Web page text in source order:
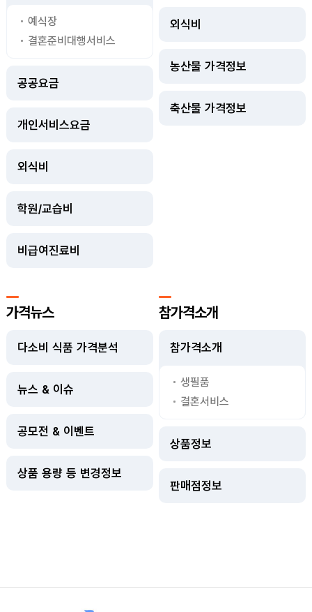
예식장
결혼준비대행서비스
공공요금
개인서비스요금
외식비
학원/교습비
비급여진료비
외식비
농산물 가격정보
축산물 가격정보
가격뉴스
다소비 식품 가격분석
뉴스 & 이슈
공모전 & 이벤트
상품 용량 등 변경정보
참가격소개
참가격소개
생필품
결혼서비스
상품정보
판매점정보